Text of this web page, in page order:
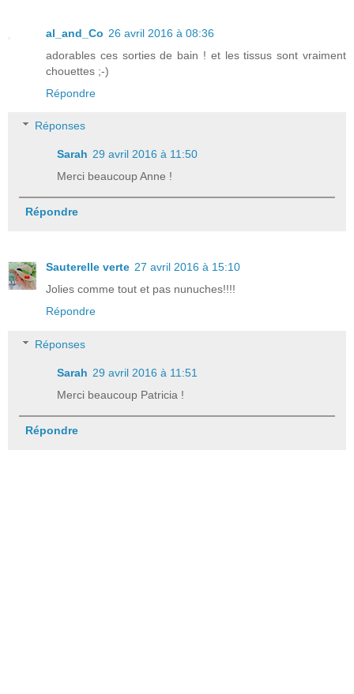
al_and_Co 26 avril 2016 à 08:36
adorables ces sorties de bain ! et les tissus sont vraiment
chouettes ;-)
Répondre
Réponses
Sarah 29 avril 2016 à 11:50
Merci beaucoup Anne !
Répondre
Sauterelle verte 27 avril 2016 à 15:10
Jolies comme tout et pas nunuches!!!!
Répondre
Réponses
Sarah 29 avril 2016 à 11:51
Merci beaucoup Patricia !
Répondre